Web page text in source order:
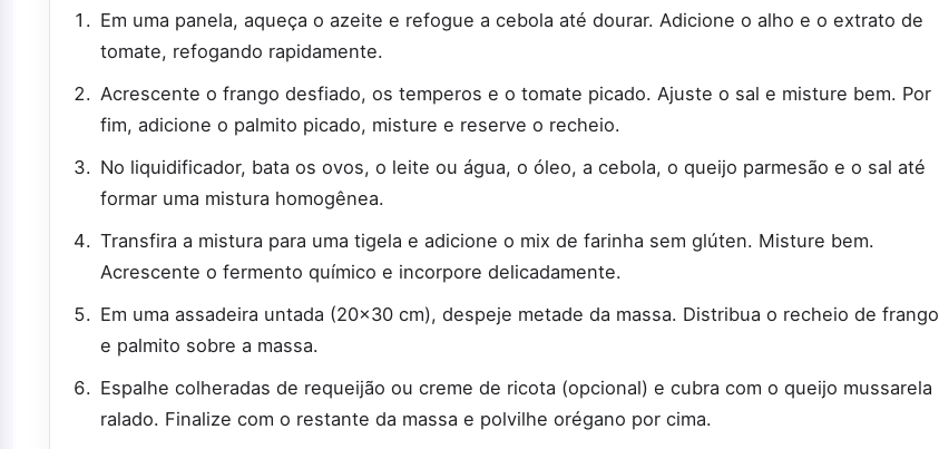
Em uma panela, aqueça o azeite e refogue a cebola até dourar. Adicione o alho e o extrato de
tomate, refogando rapidamente.
Acrescente o frango desfiado, os temperos e o tomate picado. Ajuste o sal e misture bem. Por
fim, adicione o palmito picado, misture e reserve o recheio.
No liquidificador, bata os ovos, o leite ou água, o óleo, a cebola, o queijo parmesão e o sal até
formar uma mistura homogênea.
Transfira a mistura para uma tigela e adicione o mix de farinha sem glúten. Misture bem.
Acrescente o fermento químico e incorpore delicadamente.
Em uma assadeira untada (20x30 cm), despeje metade da massa. Distribua o recheio de frango
e palmito sobre a massa.
Espalhe colheradas de requeijão ou creme de ricota (opcional) e cubra com o queijo mussarela
ralado. Finalize com o restante da massa e polvilhe orégano por cima.